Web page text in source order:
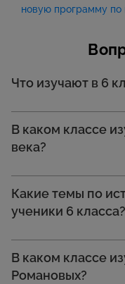
новую программу по
Что изучают в 6
В каком классе
века?
Какие темы по
ученики 6 класса?
В каком классе
Романовых?